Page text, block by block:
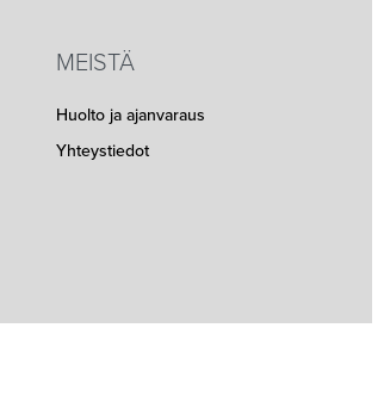
MEISTÄ
Huolto ja ajanvaraus
Yhteystiedot